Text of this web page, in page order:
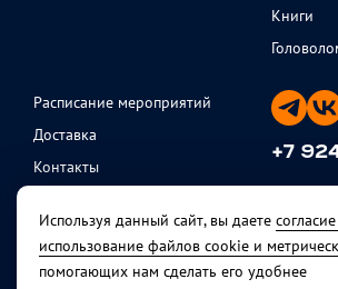
Книги
Расписание мероприятий
Доставка
Контакты
Политика
конфиденциальности
+7
Используя данный сайт, вы даете
использование файлов cookie и
помогающих нам сделать его удобнее